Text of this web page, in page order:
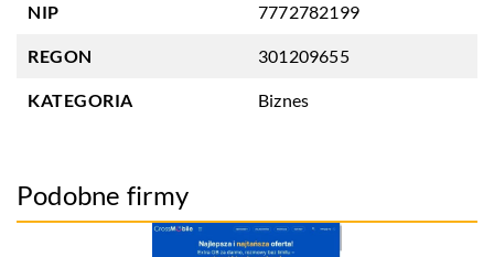
NIP 7772782199
REGON 301209655
KATEGORIA Biznes
Podobne firmy